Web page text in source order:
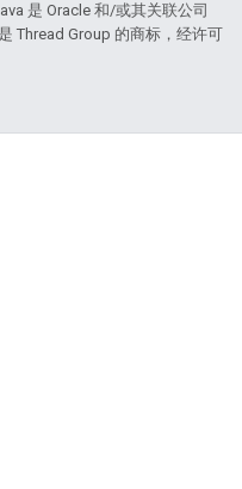
是 Oracle 和/或其关联公司
Thread Group 的商标，经许可